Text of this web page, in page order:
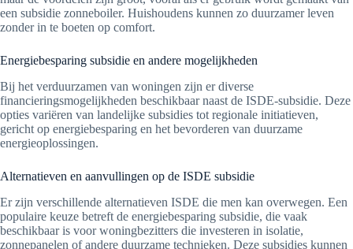
een subsidie zonneboiler. Huishoudens kunnen zo duurzamer leven
zonder in te boeten op comfort.
Energiebesparing subsidie en andere mogelijkheden
Bij het verduurzamen van woningen zijn er diverse
financieringsmogelijkheden beschikbaar naast de ISDE-subsidie. Deze
opties variëren van landelijke subsidies tot regionale initiatieven,
gericht op energiebesparing en het bevorderen van duurzame
energieoplossingen.
Alternatieven en aanvullingen op de ISDE subsidie
Er zijn verschillende alternatieven ISDE die men kan overwegen. Een
populaire keuze betreft de energiebesparing subsidie, die vaak
beschikbaar is voor woningbezitters die investeren in isolatie,
zonnepanelen of andere duurzame technieken. Deze subsidies kunnen